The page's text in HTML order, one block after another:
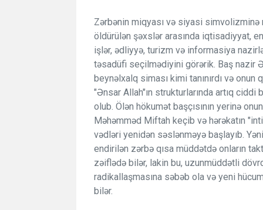
Zərbənin miqyası və siyasi simvolizminə
öldürülən şəxslər arasında iqtisadiyyat,
işlər, ədliyyə, turizm və informasiya
təsadüfi seçilmədiyini görərik. Baş nazir
beynəlxalq siması kimi tanınırdı və
"Ənsar Allah"ın strukturlarında artıq ciddi
olub. Ölən hökumət başçısının yerinə
Məhəmməd Miftah keçib və hərəkatın
vədləri yenidən səslənməyə başlayıb.
endirilən zərbə qısa müddətdə onların
zəiflədə bilər, lakin bu, uzunmüddətli
radikallaşmasına səbəb ola və yeni
bilər.